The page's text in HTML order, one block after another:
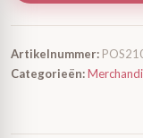
Artikelnummer:
Categorieën: